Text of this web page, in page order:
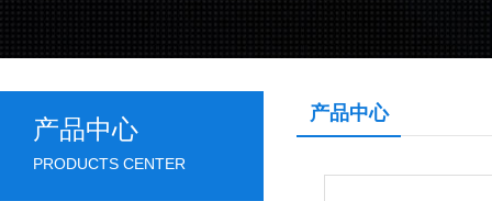
产品中心
PRODUCTS CENTER
产品中心